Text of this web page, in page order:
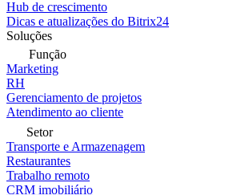
Hub de crescimento
Dicas e atualizações do Bitrix24
Soluções
Função
Marketing
RH
Gerenciamento de projetos
Atendimento ao cliente
Setor
Transporte e Armazenagem
Restaurantes
Trabalho remoto
CRM imobiliário